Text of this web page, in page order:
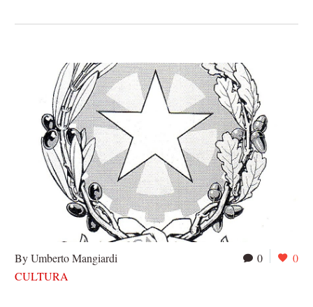
0 0
By Umberto Mangiardi
CULTURA